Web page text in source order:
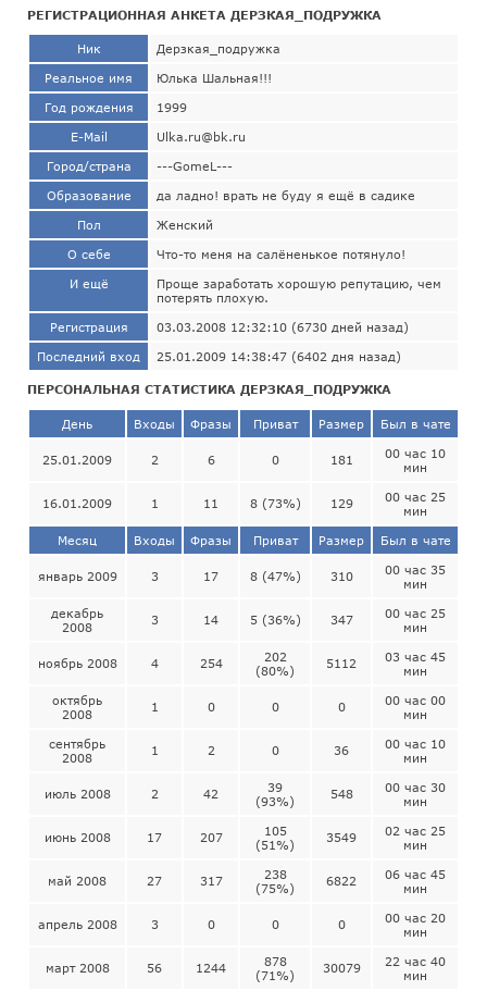
РЕГИСТРАЦИОННАЯ АНКЕТА ДЕРЗКАЯ_ПОДРУЖКА
Ник Дерзкая_подружка
Реальное имя Юлька Шальная!!!
Год рождения 1999
E-Mail Ulka.ru@bk.ru
Город/страна ---GomeL---
Образование да ладно! врать не буду я ещё в садике
Пол Женский
О себе Что-то меня на салёненькое потянуло!
И ещё
Проще заработать хорошую репутацию, чем
потерять плохую.
Регистрация 03.03.2008 12:32:10 (6730 дней назад)
Последний вход 25.01.2009 14:38:47 (6402 дня назад)
ПЕРСОНАЛЬНАЯ СТАТИСТИКА ДЕРЗКАЯ_ПОДРУЖКА
День Входы Фразы Приват Размер Был в чате
25.01.2009 2 6 0 181
00 час 10
мин
16.01.2009 1 11 8 (73%) 129
00 час 25
мин
Месяц Входы Фразы Приват Размер Был в чате
январь 2009 3 17 8 (47%) 310
00 час 35
мин
декабрь
2008
3 14 5 (36%) 347
00 час 25
мин
ноябрь 2008 4 254
202
(80%)
5112
03 час 45
мин
октябрь
2008
1 0 0 0
00 час 00
мин
сентябрь
2008
1 2 0 36
00 час 10
мин
июль 2008 2 42
39
(93%)
548
00 час 30
мин
июнь 2008 17 207
105
(51%)
3549
02 час 25
мин
май 2008 27 317
238
(75%)
6822
06 час 45
мин
апрель 2008 3 0 0 0
00 час 20
мин
март 2008 56 1244
878
(71%)
30079
22 час 40
мин